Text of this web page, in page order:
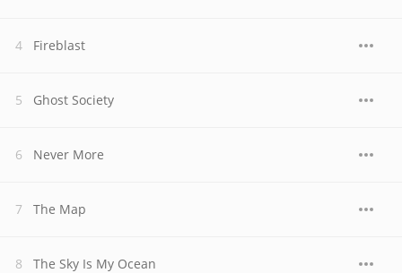
Fireblast
Ghost Society
Never More
The Map
The Sky Is My Ocean